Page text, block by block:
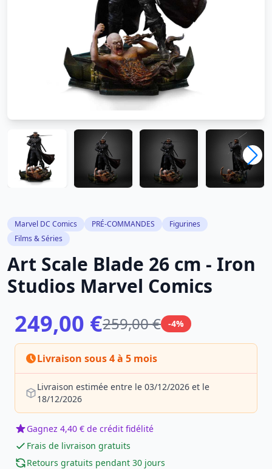
Marvel DC Comics PRÉ-COMMANDES
Figurines
Films & Séries
Art Scale Blade 26 cm - Iron
Studios Marvel Comics
249,00 €259,00 € -4%
Livraison sous 4 à 5 mois
Livraison estimée entre le 03/12/2026 et le
18/12/2026
Gagnez 4,40 € de crédit fidélité
Frais de livraison gratuits
Retours gratuits pendant 30 jours